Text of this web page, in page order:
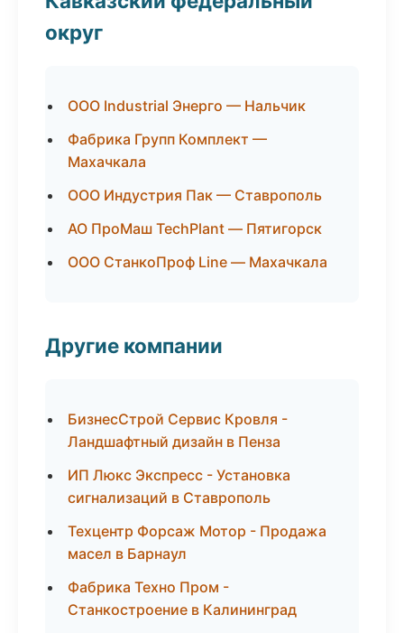
округ
ООО Industrial Энерго — Нальчик
Фабрика Групп Комплект —
Махачкала
ООО Индустрия Пак — Ставрополь
АО ПроМаш TechPlant — Пятигорск
ООО СтанкоПроф Line — Махачкала
Другие компании
БизнесСтрой Сервис Кровля -
Ландшафтный дизайн в Пенза
ИП Люкс Экспресс - Установка
сигнализаций в Ставрополь
Техцентр Форсаж Мотор - Продажа
масел в Барнаул
Фабрика Техно Пром -
Станкостроение в Калининград